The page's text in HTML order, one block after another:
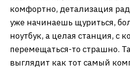
комфортно, детализация
уже начинаешь щуриться,
ноутбук, а целая станция, с
перемещаться-то страшно.
выглядит как тот самый